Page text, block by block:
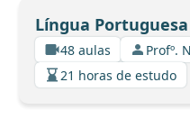
Língua Portuguesa
48 aulas
Profº.
21 horas de estudo